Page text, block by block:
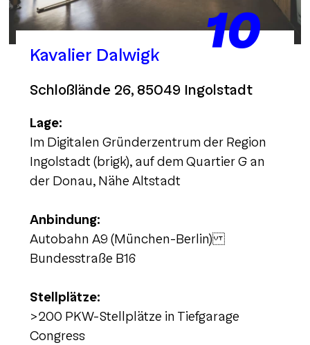
10
Kavalier Dalwigk
Schloßlände 26, 85049 Ingolstadt
Lage:
Im Digitalen Gründerzentrum der Region
Ingolstadt (brigk), auf dem Quartier G an
der Donau, Nähe Altstadt
Anbindung:
Autobahn A9 (München-Berlin)
Bundesstraße B16
Stellplätze:
>200 PKW-Stellplätze in Tiefgarage
Congress